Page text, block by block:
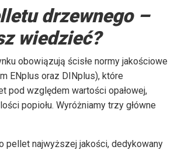
drzewnego –
wiedzieć?
obowiązują ścisłe normy jakościowe
ENplus oraz DINplus), które
pod względem wartości opałowej,
popiołu. Wyróżniamy trzy główne
pellet najwyższej jakości, dedykowany